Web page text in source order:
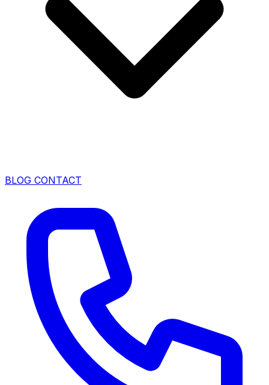
BLOG CONTACT